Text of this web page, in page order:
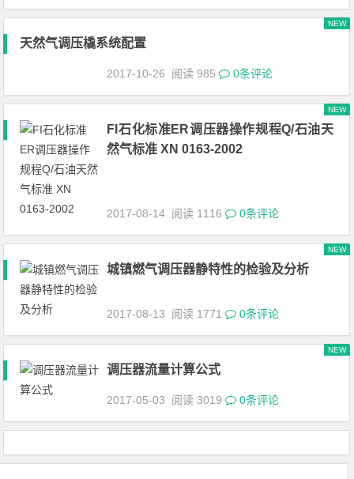
天然气调压橇系统配置
NEW
2017-10-26 阅读 985 0条评论
FI石化标准ER调压器操作规程Q/石油天
然气标准 XN 0163-2002
NEW
2017-08-14 阅读 1116 0条评论
城镇燃气调压器静特性的检验及分析
NEW
2017-08-13 阅读 1771 0条评论
调压器流量计算公式
NEW
2017-05-03 阅读 3019 0条评论